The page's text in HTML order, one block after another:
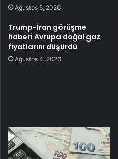
Ağustos 5, 2026
Trump-İran görüşme
haberi Avrupa doğal gaz
fiyatlarını düşürdü
Ağustos 4, 2026